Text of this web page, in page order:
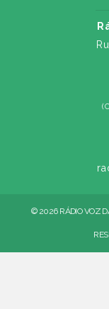
© 2026 RÁDIO VOZ